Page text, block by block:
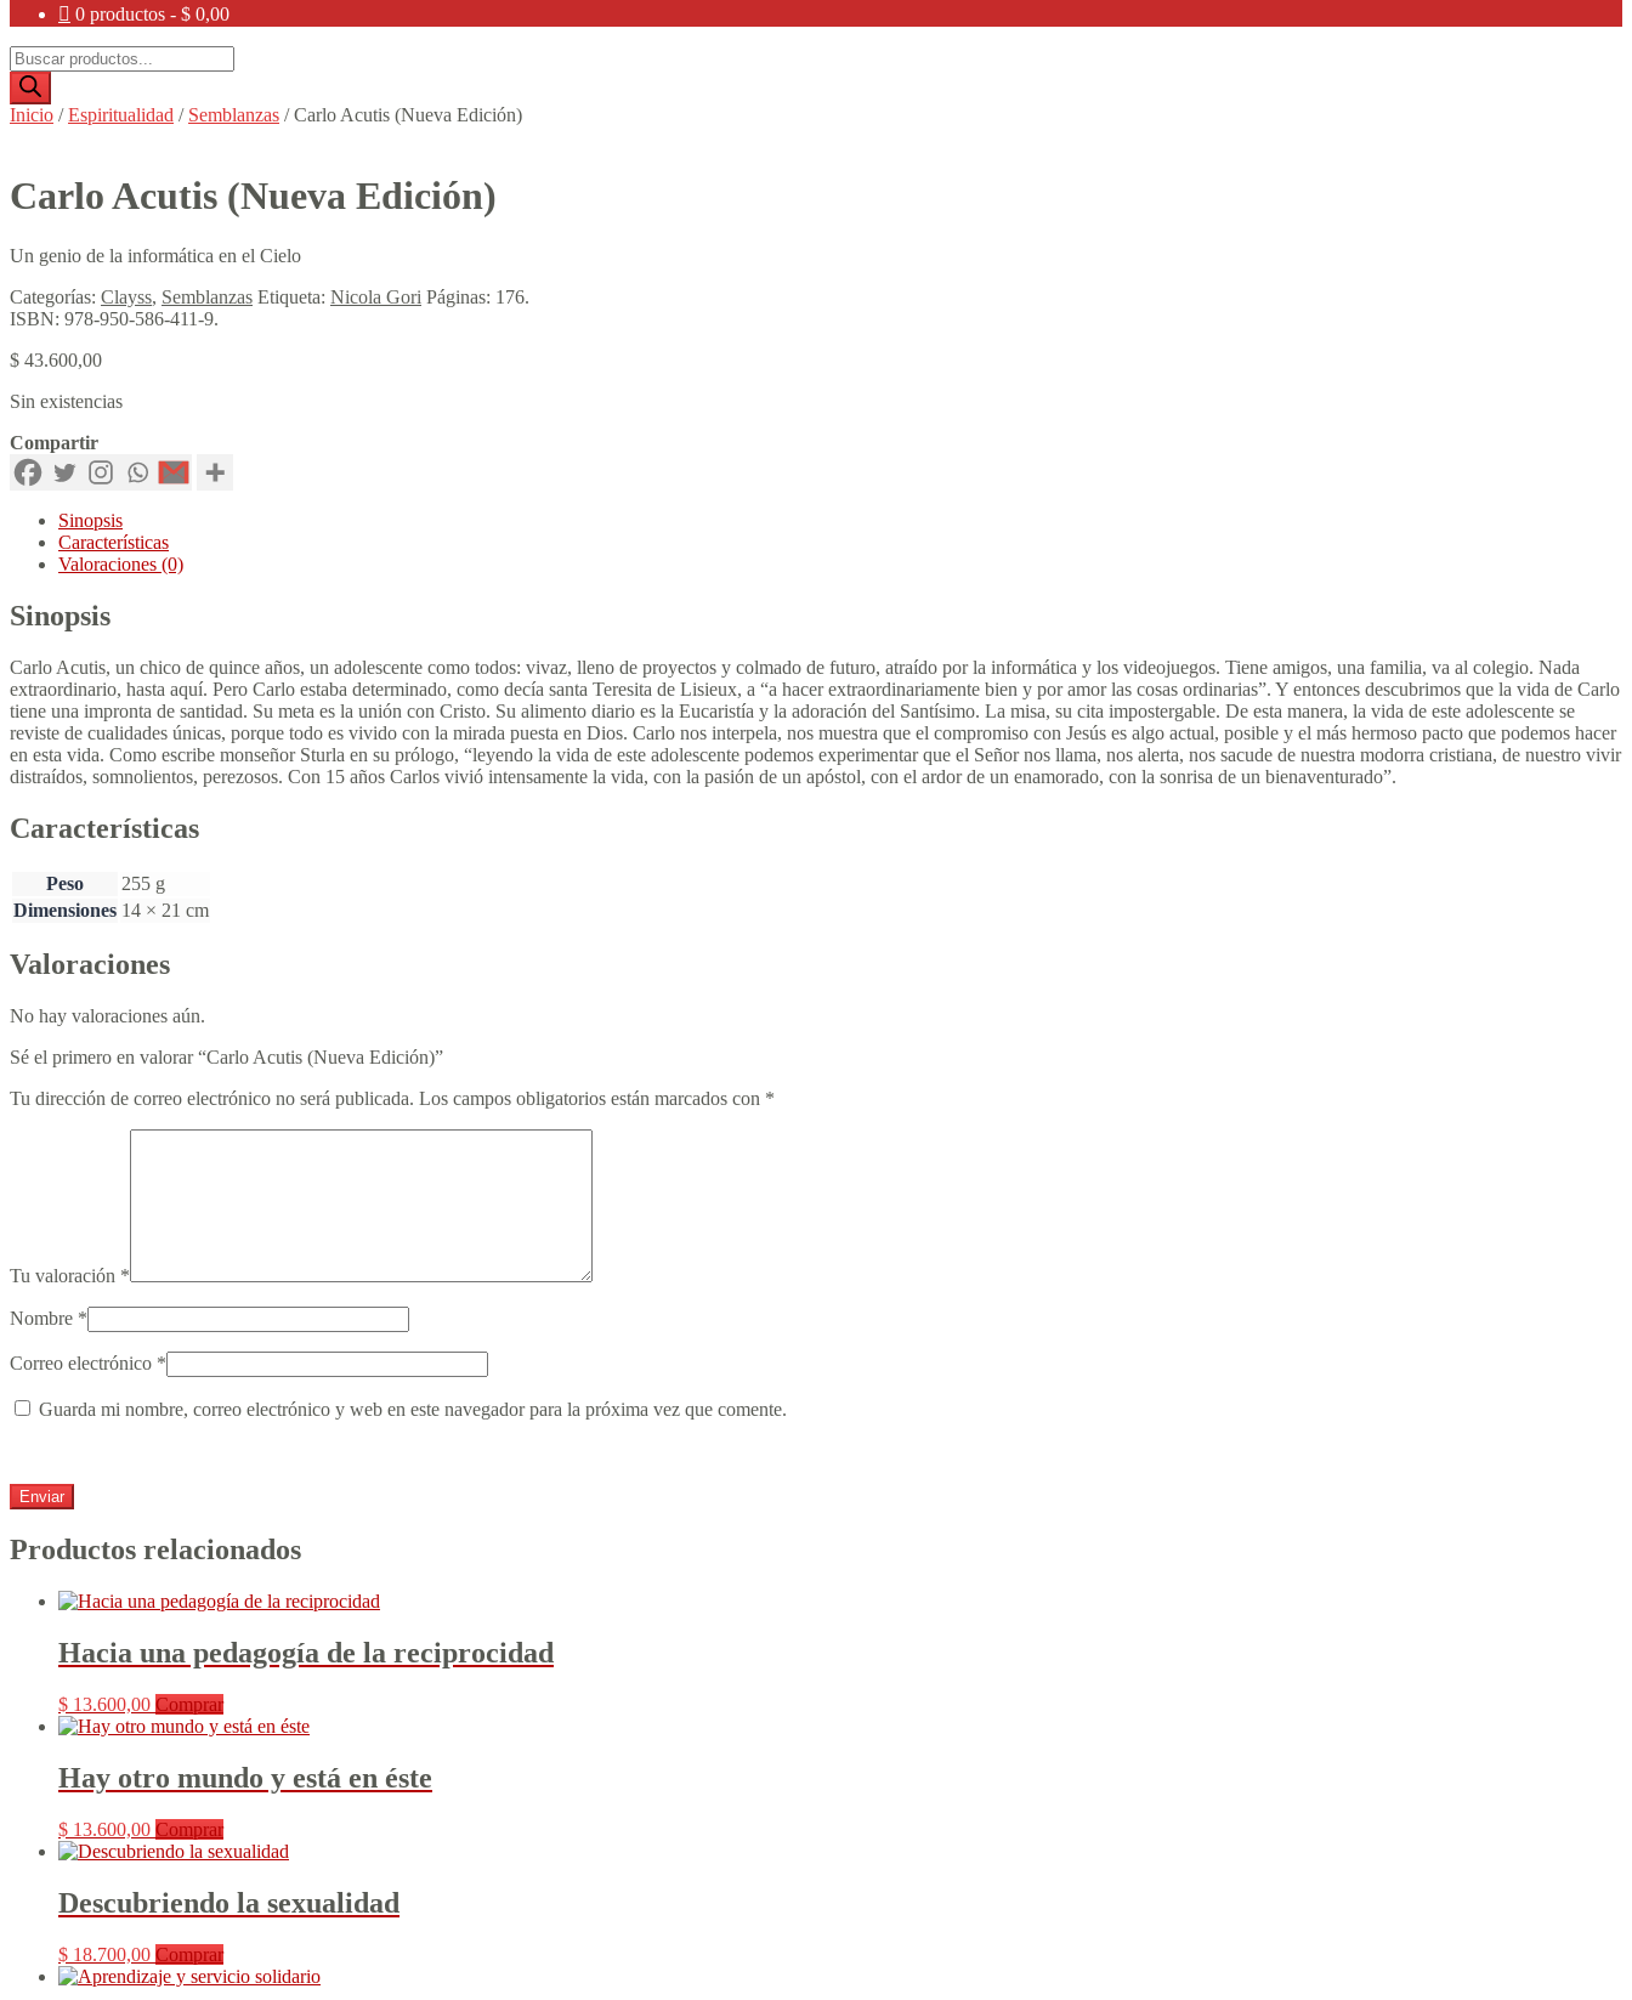
0 productos
$ 0,00
Búsqueda
de
productos
Inicio /Espiritualidad / Semblanzas /Carlo Acutis (Nueva Edición)
Carlo Acutis (Nueva Edición)
Un genio de la informática en el Cielo
Categorías: Clayss, Semblanzas Etiqueta: Nicola Gori Páginas: 176.
ISBN: 978-950-586-411-9.
$ 43.600,00
Sin existencias
Compartir
Sinopsis
Características
Valoraciones (0)
Sinopsis
Carlo Acutis, un chico de quince años, un adolescente como todos: vivaz, lleno de proyectos y colmado de futuro, atraído por la informática y los videojuegos. Tiene amigos, una familia, va al colegio. Nada
extraordinario, hasta aquí. Pero Carlo estaba determinado, como decía santa Teresita de Lisieux, a “a hacer extraordinariamente bien y por amor las cosas ordinarias”. Y entonces descubrimos que la vida de Carlo
tiene una impronta de santidad. Su meta es la unión con Cristo. Su alimento diario es la Eucaristía y la adoración del Santísimo. La misa, su cita impostergable. De esta manera, la vida de este adolescente se
reviste de cualidades únicas, porque todo es vivido con la mirada puesta en Dios. Carlo nos interpela, nos muestra que el compromiso con Jesús es algo actual, posible y el más hermoso pacto que podemos hacer
en esta vida. Como escribe monseñor Sturla en su prólogo, “leyendo la vida de este adolescente podemos experimentar que el Señor nos llama, nos alerta, nos sacude de nuestra modorra cristiana, de nuestro vivir
distraídos, somnolientos, perezosos. Con 15 años Carlos vivió intensamente la vida, con la pasión de un apóstol, con el ardor de un enamorado, con la sonrisa de un bienaventurado”.
Características
Peso
255 g
Dimensiones 14 × 21 cm
Valoraciones
No hay valoraciones aún.
Sé el primero en valorar “Carlo Acutis (Nueva Edición)”
Tu dirección de correo electrónico no será publicada. Los campos obligatorios están marcados con *
Tu valoración *
Nombre *
Correo electrónico *
Guarda mi nombre, correo electrónico y web en este navegador para la próxima vez que comente.
Productos relacionados
Hacia una pedagogía de la reciprocidad
$ 13.600,00 Comprar
Hay otro mundo y está en éste
$ 13.600,00 Comprar
Descubriendo la sexualidad
$ 18.700,00 Comprar